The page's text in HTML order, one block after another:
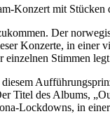
Konzert mit Stücken
Der
Konzerte, in
einzelnen Stimmen
Titel des Albums,
Lockdowns, in